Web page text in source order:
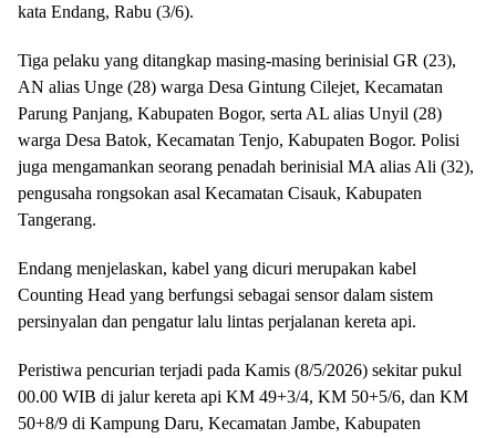
kata Endang, Rabu (3/6).
Tiga pelaku yang ditangkap masing-masing berinisial GR (23),
AN alias Unge (28) warga Desa Gintung Cilejet, Kecamatan
Parung Panjang, Kabupaten Bogor, serta AL alias Unyil (28)
warga Desa Batok, Kecamatan Tenjo, Kabupaten Bogor. Polisi
juga mengamankan seorang penadah berinisial MA alias Ali (32),
pengusaha rongsokan asal Kecamatan Cisauk, Kabupaten
Tangerang.
Endang menjelaskan, kabel yang dicuri merupakan kabel
Counting Head yang berfungsi sebagai sensor dalam sistem
persinyalan dan pengatur lalu lintas perjalanan kereta api.
Peristiwa pencurian terjadi pada Kamis (8/5/2026) sekitar pukul
00.00 WIB di jalur kereta api KM 49+3/4, KM 50+5/6, dan KM
50+8/9 di Kampung Daru, Kecamatan Jambe, Kabupaten